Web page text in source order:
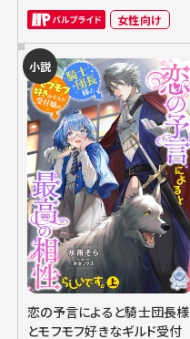
女性向け
小説
恋の予言によると騎士団長様
とモフモフ好きなギルド受付